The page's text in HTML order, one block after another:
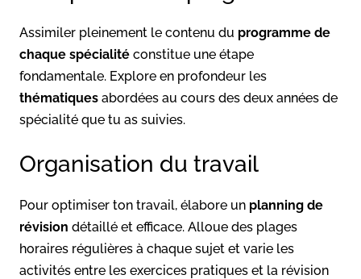
Assimiler pleinement le contenu du programme de
chaque spécialité constitue une étape
fondamentale. Explore en profondeur les
thématiques abordées au cours des deux années de
spécialité que tu as suivies.
Organisation du travail
Pour optimiser ton travail, élabore un planning de
révision détaillé et efficace. Alloue des plages
horaires régulières à chaque sujet et varie les
activités entre les exercices pratiques et la révision